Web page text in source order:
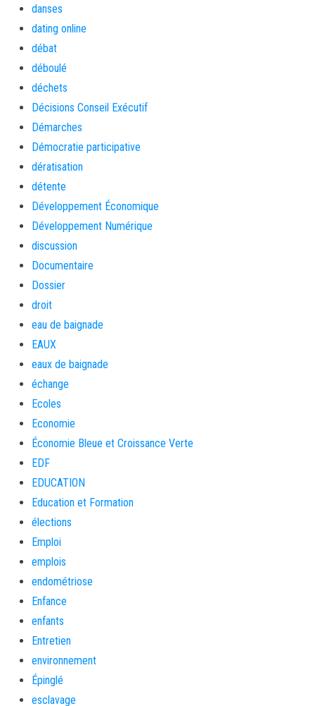
danses
dating online
débat
déboulé
déchets
Décisions Conseil Exécutif
Démarches
Démocratie participative
dératisation
détente
Développement Économique
Développement Numérique
discussion
Documentaire
Dossier
droit
eau de baignade
EAUX
eaux de baignade
échange
Ecoles
Economie
Économie Bleue et Croissance Verte
EDF
EDUCATION
Education et Formation
élections
Emploi
emplois
endométriose
Enfance
enfants
Entretien
environnement
Épinglé
esclavage